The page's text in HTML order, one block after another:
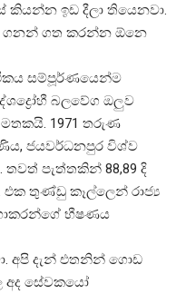
ඉඩ දීලා තියෙනවා.
ගනන් ගත කරන්න ඕනෙ
සම්පූර්ණයෙන්ම
බලවේග ඔලුව
1971 තරුණ
ජයවර්ධනපුර විශ්ව
තවත් පැත්තකින් 88,89 දි
තුණ්ඩු කෑල්ලෙන් රාජ්‍ය
භීෂණය
අපි දැන් එතනින් ගොඩ
අද සේවකයෝ